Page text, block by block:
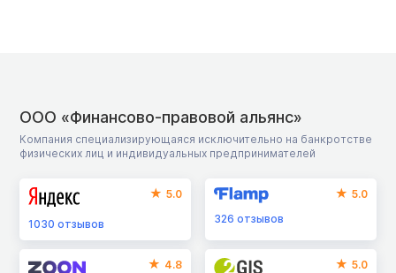
ООО «Финансово-правовой альянс»
Компания специализирующаяся исключительно на банкротстве
физических лиц и индивидуальных предпринимателей
5.0
1030 отзывов
5.0
326отзывов
4.8 5.0